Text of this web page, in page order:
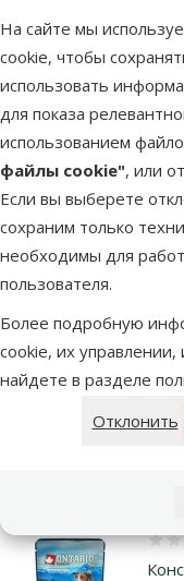
На сайте мы
cookie, чтобы
использовать
для показа
использованием
файлы cookie", или
Если вы выберете
сохраним только
необходимы для
пользователя.
Более подробную
cookie, их
найдете в разделе
Отклонить
Вес
Для
Бренд
Номер в
EAN
марка